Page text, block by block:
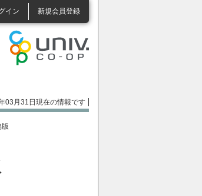
イン 新規会員登録
03月31日現在の情報です
版